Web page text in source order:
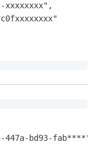
xxxxxxxx",
bd93-fab****",